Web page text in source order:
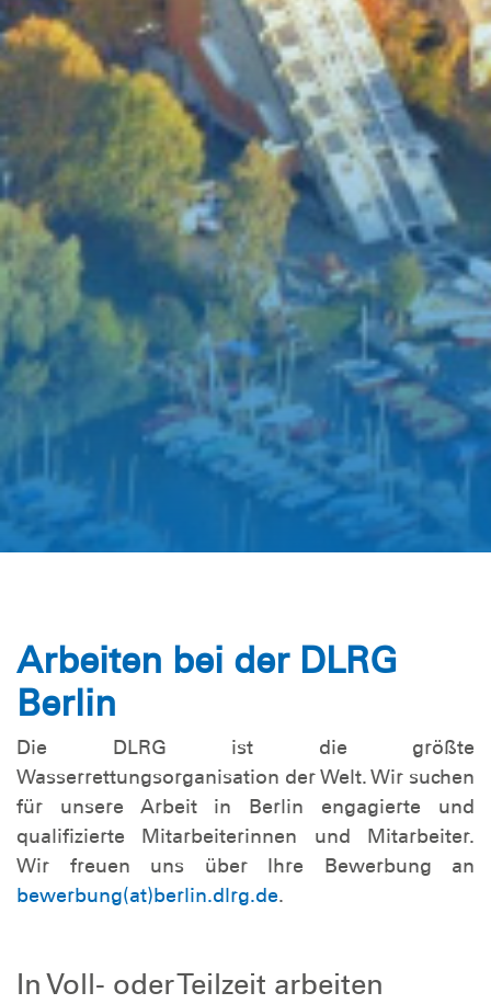
Arbeiten bei der DLRG
Berlin
Die DLRG ist die größte
Wasserrettungsorganisation der Welt. Wir suchen
für unsere Arbeit in Berlin engagierte und
qualifizierte Mitarbeiterinnen und Mitarbeiter.
Wir freuen uns über Ihre Bewerbung an
bewerbung(at)berlin.dlrg.de.
In Voll- oder Teilzeit arbeiten